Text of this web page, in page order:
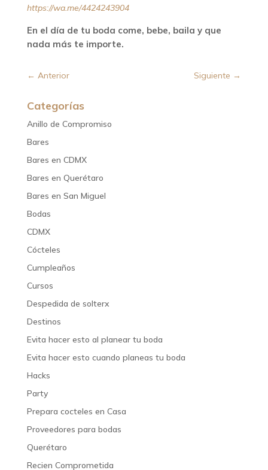
https://wa.me/4424243904
En el día de tu boda come, bebe, baila y que
nada más te importe.
← Anterior Siguiente →
Categorías
Anillo de Compromiso
Bares
Bares en CDMX
Bares en Querétaro
Bares en San Miguel
Bodas
CDMX
Cócteles
Cumpleaños
Cursos
Despedida de solterx
Destinos
Evita hacer esto al planear tu boda
Evita hacer esto cuando planeas tu boda
Hacks
Party
Prepara cocteles en Casa
Proveedores para bodas
Querétaro
Recien Comprometida